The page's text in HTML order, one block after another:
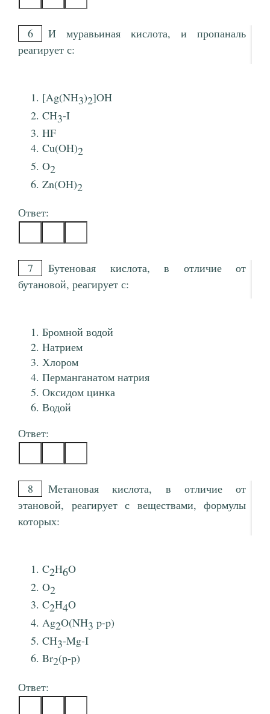
6
И муравьиная кислота, и пропаналь
реагирует с:
[Ag(NH3)2]OH
CH3-I
HF
Cu(OH)2
O2
Zn(OH)2
Ответ:
7
Бутеновая кислота, в отличие от
бутановой, реагирует с:
Бромной водой
Натрием
Хлором
Перманганатом натрия
Оксидом цинка
Водой
Ответ:
8
Метановая кислота, в отличие от
этановой, реагирует с веществами, формулы
которых:
C2H6O
O2
C2H4O
Ag2O(NH3 p-p)
CH3-Mg-I
Br2(р-р)
Ответ: